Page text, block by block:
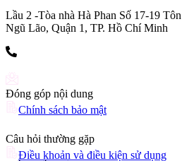
Lầu 2 -Tòa nhà Hà Phan Số 17-19
Ngũ Lão, Quận 1, TP. Hồ Chí Minh
Đóng góp nội dung
Chính sách bảo mật
Câu hỏi thường gặp
Điều khoản và điều kiện sử dụng